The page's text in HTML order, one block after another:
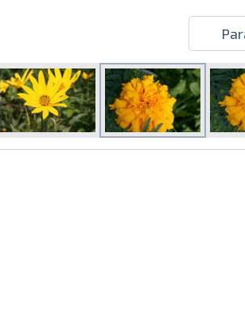
Izdrukas 1h laikā Rīgā – pasūtiet